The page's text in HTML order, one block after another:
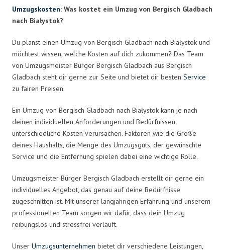
Umzugskosten: Was kostet ein Umzug von Bergisch Gladbach
nach Białystok?
Du planst einen Umzug von Bergisch Gladbach nach Białystok und
möchtest wissen, welche Kosten auf dich zukommen? Das Team
von Umzugsmeister Bürger Bergisch Gladbach aus Bergisch
Gladbach steht dir gerne zur Seite und bietet dir besten Service
zu fairen Preisen.
Ein Umzug von Bergisch Gladbach nach Białystok kann je nach
deinen individuellen Anforderungen und Bedürfnissen
unterschiedliche Kosten verursachen. Faktoren wie die Größe
deines Haushalts, die Menge des Umzugsguts, der gewünschte
Service und die Entfernung spielen dabei eine wichtige Rolle.
Umzugsmeister Bürger Bergisch Gladbach erstellt dir gerne ein
individuelles Angebot, das genau auf deine Bedürfnisse
zugeschnitten ist. Mit unserer langjährigen Erfahrung und unserem
professionellen Team sorgen wir dafür, dass dein Umzug
reibungslos und stressfrei verläuft.
Unser Umzugsunternehmen bietet dir verschiedene Leistungen,